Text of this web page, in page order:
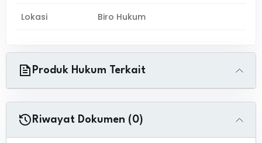
Lokasi Biro Hukum
Produk Hukum Terkait
Riwayat Dokumen (0)